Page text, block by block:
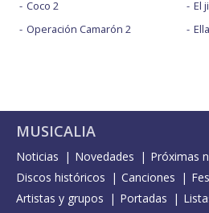
Coco 2
Operación Camarón 2
El
MUSICALIA
Noticias Novedades
Próximas
Discos históricos
Canciones
Artistas y grupos
Portadas